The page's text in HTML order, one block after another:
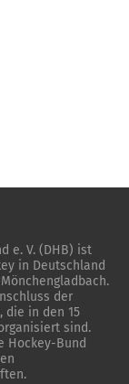
e. V. (DHB) ist
in Deutschland
der
die in den 15
sind.
Hockey-Bund